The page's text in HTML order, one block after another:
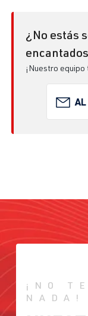
¿No estás
¡Nuestro
AL
¡NO
NADA!